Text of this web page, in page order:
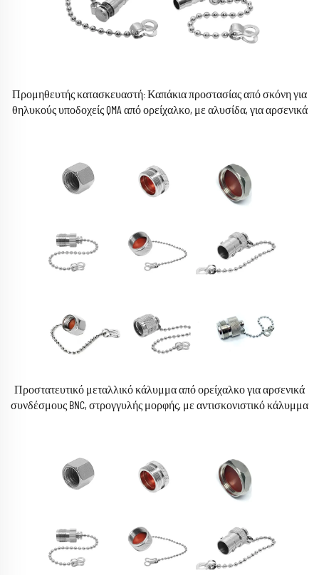
Προμηθευτής κατασκευαστή: Καπάκια προστασίας από σκόνη για
θηλυκούς υποδοχείς QMA από ορείχαλκο, με αλυσίδα, για αρσενικά
Προστατευτικό μεταλλικό κάλυμμα από ορείχαλκο για αρσενικά
συνδέσμους BNC, στρογγυλής μορφής, με αντισκονιστικό κάλυμμα